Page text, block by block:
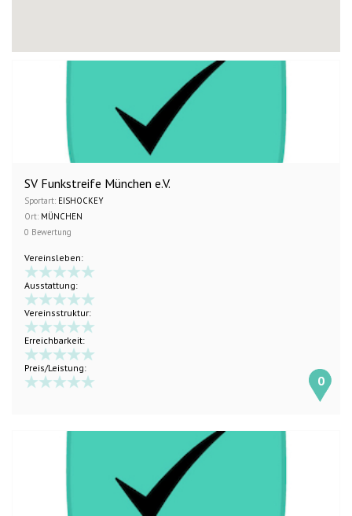
SV Funkstreife München e.V.
Sportart: EISHOCKEY
Ort: MÜNCHEN
0 Bewertung
Vereinsleben:
Ausstattung:
Vereinsstruktur:
Erreichbarkeit:
Preis/Leistung:
0